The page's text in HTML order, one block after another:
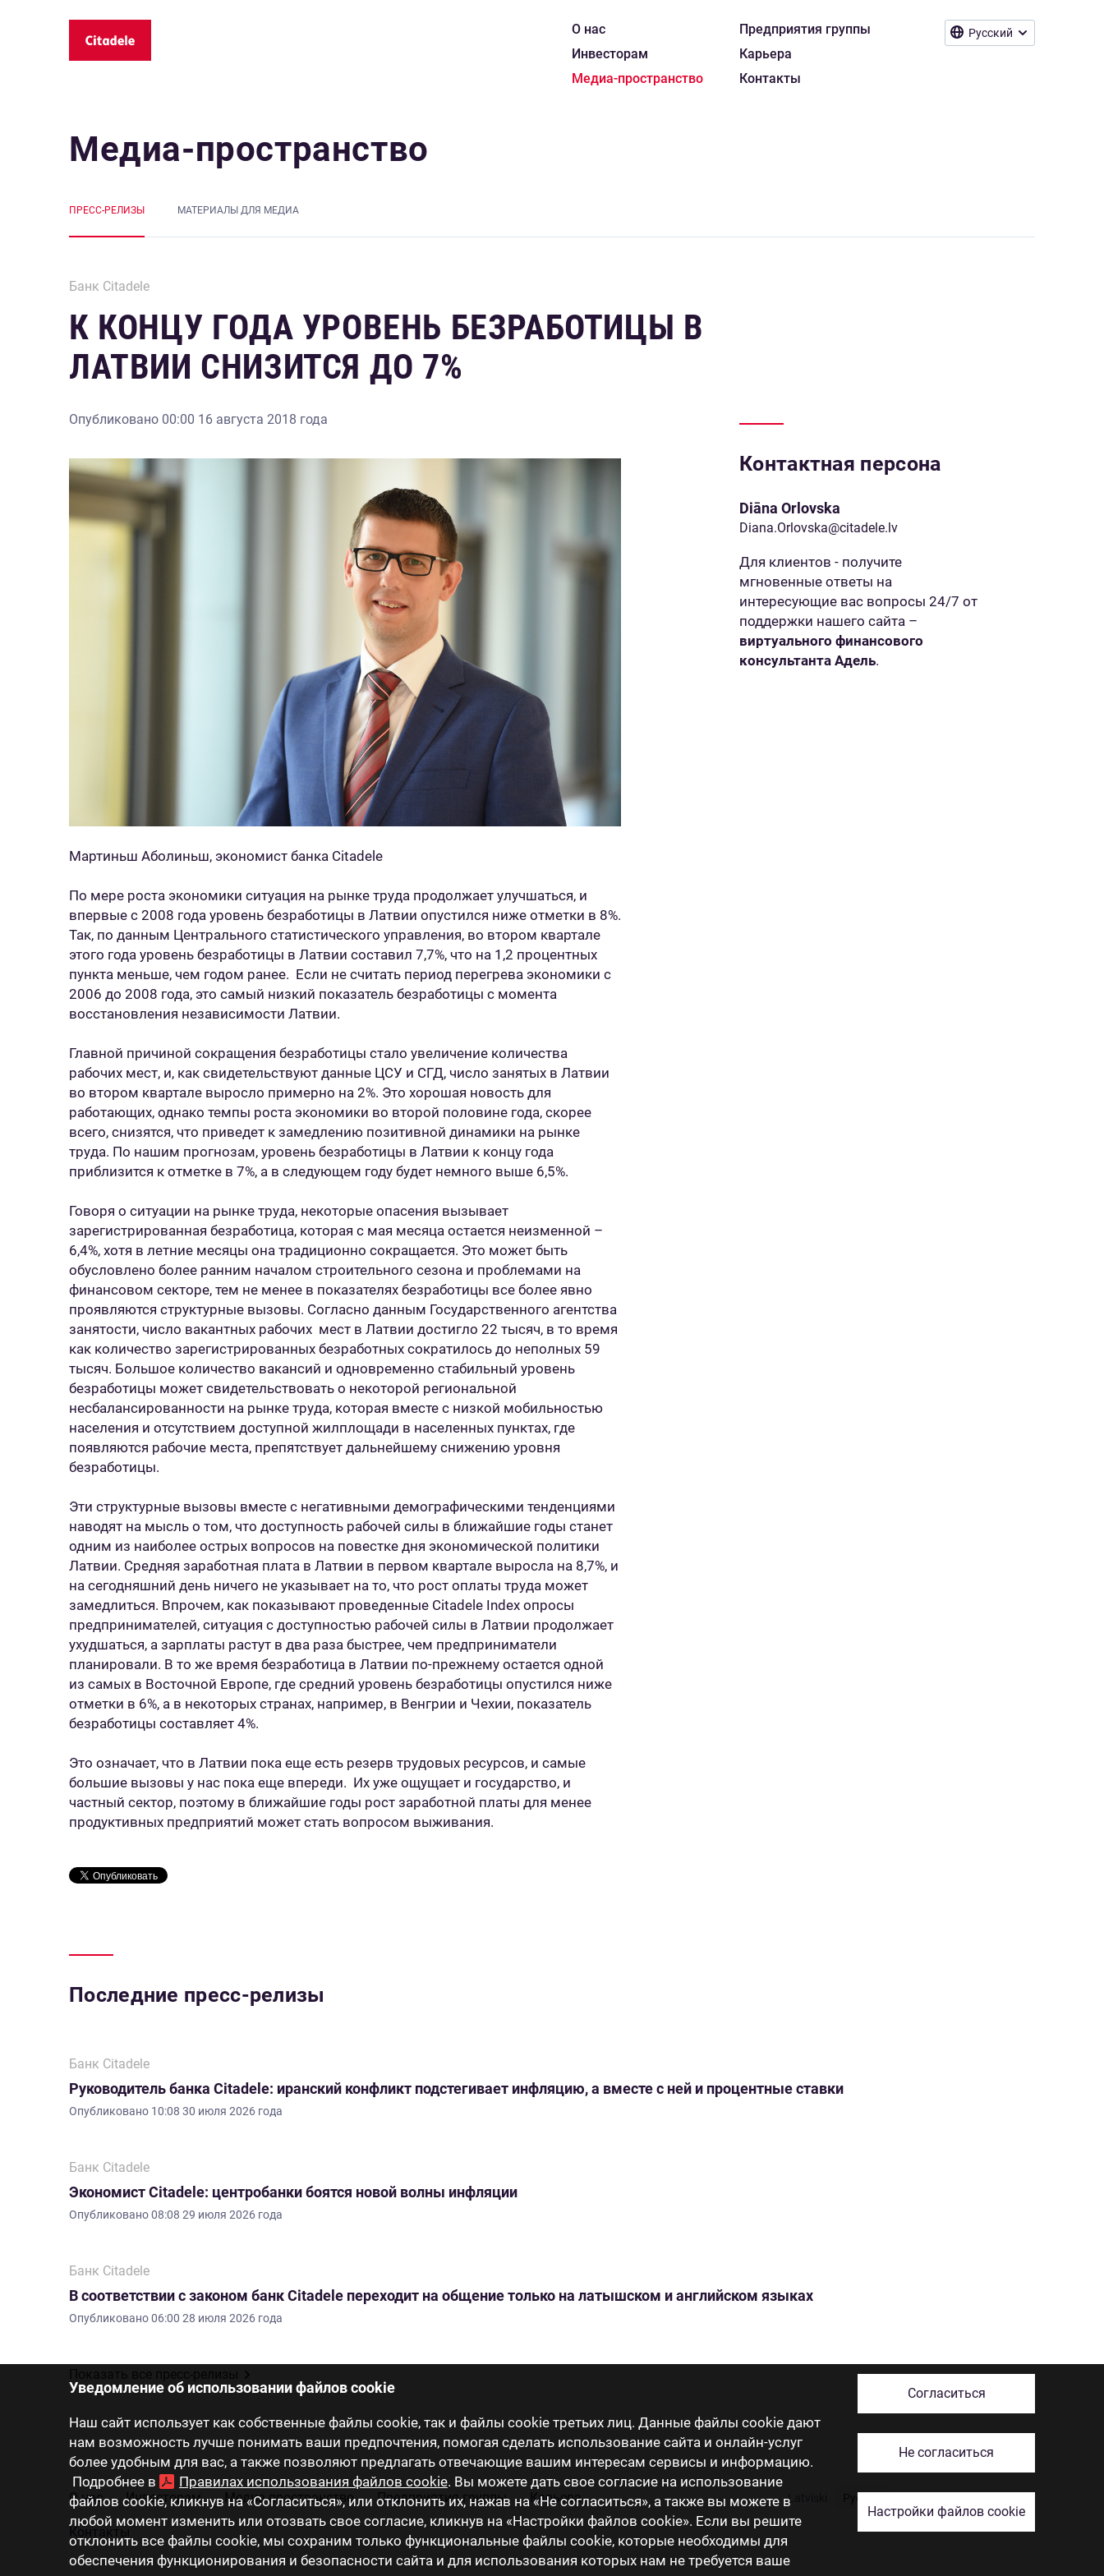
Уведомление об использовании файлов cookie
Наш сайт использует как собственные файлы cookie, так и файлы cookie третьих лиц. Данные файлы cookie дают
нам возможность лучше понимать ваши предпочтения, помогая сделать использование сайта и онлайн-услуг
более удобным для вас, а также позволяют предлагать отвечающие вашим интересам сервисы и информацию.
Подробнее в
Правилах использования файлов cookie. Вы можете дать свое согласие на использование
файлов cookie, кликнув на «Согласиться», или отклонить их, нажав на «Не согласиться», а также вы можете в
любой момент изменить или отозвать свое согласие, кликнув на «Настройки файлов cookie». Если вы решите
отклонить все файлы cookie, мы сохраним только функциональные файлы cookie, которые необходимы для
обеспечения функционирования и безопасности сайта и для использования которых нам не требуется ваше
Согласиться
Не согласиться
Настройки файлов cookie
Русский
О нас
Инвесторам
Медиа-пространство
Предприятия группы
Карьера
Контакты
Медиа-пространство
ПРЕСС-РЕЛИЗЫ MАТЕРИАЛЫ ДЛЯ МЕДИА
Банк Citadele
К КОНЦУ ГОДА УРОВЕНЬ БЕЗРАБОТИЦЫ В
ЛАТВИИ СНИЗИТСЯ ДО 7%
Опубликовано 00:00 16 августа 2018 года
Мартиньш Аболиньш, экономист банка Citadele
По мере роста экономики ситуация на рынке труда продолжает улучшаться, и
впервые с 2008 года уровень безработицы в Латвии опустился ниже отметки в 8%.
Так, по данным Центрального статистического управления, во втором квартале
этого года уровень безработицы в Латвии составил 7,7%, что на 1,2 процентных
пункта меньше, чем годом ранее. Если не считать период перегрева экономики с
2006 до 2008 года, это самый низкий показатель безработицы с момента
восстановления независимости Латвии.
Главной причиной сокращения безработицы стало увеличение количества
рабочих мест, и, как свидетельствуют данные ЦСУ и СГД, число занятых в Латвии
во втором квартале выросло примерно на 2%. Это хорошая новость для
работающих, однако темпы роста экономики во второй половине года, скорее
всего, снизятся, что приведет к замедлению позитивной динамики на рынке
труда. По нашим прогнозам, уровень безработицы в Латвии к концу года
приблизится к отметке в 7%, а в следующем году будет немного выше 6,5%.
Говоря о ситуации на рынке труда, некоторые опасения вызывает
зарегистрированная безработица, которая с мая месяца остается неизменной –
6,4%, хотя в летние месяцы она традиционно сокращается. Это может быть
обусловлено более ранним началом строительного сезона и проблемами на
финансовом секторе, тем не менее в показателях безработицы все более явно
проявляются структурные вызовы. Согласно данным Государственного агентства
занятости, число вакантных рабочих мест в Латвии достигло 22 тысяч, в то время
как количество зарегистрированных безработных сократилось до неполных 59
тысяч. Большое количество вакансий и одновременно стабильный уровень
безработицы может свидетельствовать о некоторой региональной
несбалансированности на рынке труда, которая вместе с низкой мобильностью
населения и отсутствием доступной жилплощади в населенных пунктах, где
появляются рабочие места, препятствует дальнейшему снижению уровня
безработицы.
Эти структурные вызовы вместе с негативными демографическими тенденциями
наводят на мысль о том, что доступность рабочей силы в ближайшие годы станет
одним из наиболее острых вопросов на повестке дня экономической политики
Латвии. Средняя заработная плата в Латвии в первом квартале выросла на 8,7%, и
на сегодняшний день ничего не указывает на то, что рост оплаты труда может
замедлиться. Впрочем, как показывают проведенные Citadele Index опросы
предпринимателей, ситуация с доступностью рабочей силы в Латвии продолжает
ухудшаться, а зарплаты растут в два раза быстрее, чем предприниматели
планировали. В то же время безработица в Латвии по-прежнему остается одной
из самых в Восточной Европе, где средний уровень безработицы опустился ниже
отметки в 6%, а в некоторых странах, например, в Венгрии и Чехии, показатель
безработицы составляет 4%.
Это означает, что в Латвии пока еще есть резерв трудовых ресурсов, и самые
большие вызовы у нас пока еще впереди. Их уже ощущает и государство, и
частный сектор, поэтому в ближайшие годы рост заработной платы для менее
продуктивных предприятий может стать вопросом выживания.
Контактная персона
Diāna Orlovska
Diana.Orlovska@citadele.lv
Для клиентов - получите
мгновенные ответы на
интересующие вас вопросы 24/7 от
поддержки нашего сайта –
виртуального финансового
консультанта Адель.
Последние пресс-релизы
Банк Citadele
Руководитель банка Citadele: иранский конфликт подстегивает инфляцию, а вместе с ней и процентные ставки
Опубликовано 10:08 30 июля 2026 года
Банк Citadele
Экономист Citadele: центробанки боятся новой волны инфляции
Опубликовано08:08 29 июля 2026 года
Банк Citadele
В соответствии с законом банк Citadele переходит на общение только на латышском и английском языках
Опубликовано06:00 28 июля 2026 года
Latviski
О нас Инвесторам Медиа-пространство Предприятия группы Карьера